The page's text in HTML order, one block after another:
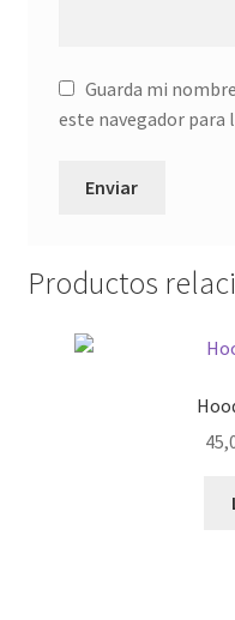
Guarda mi
este navegador para
Productos